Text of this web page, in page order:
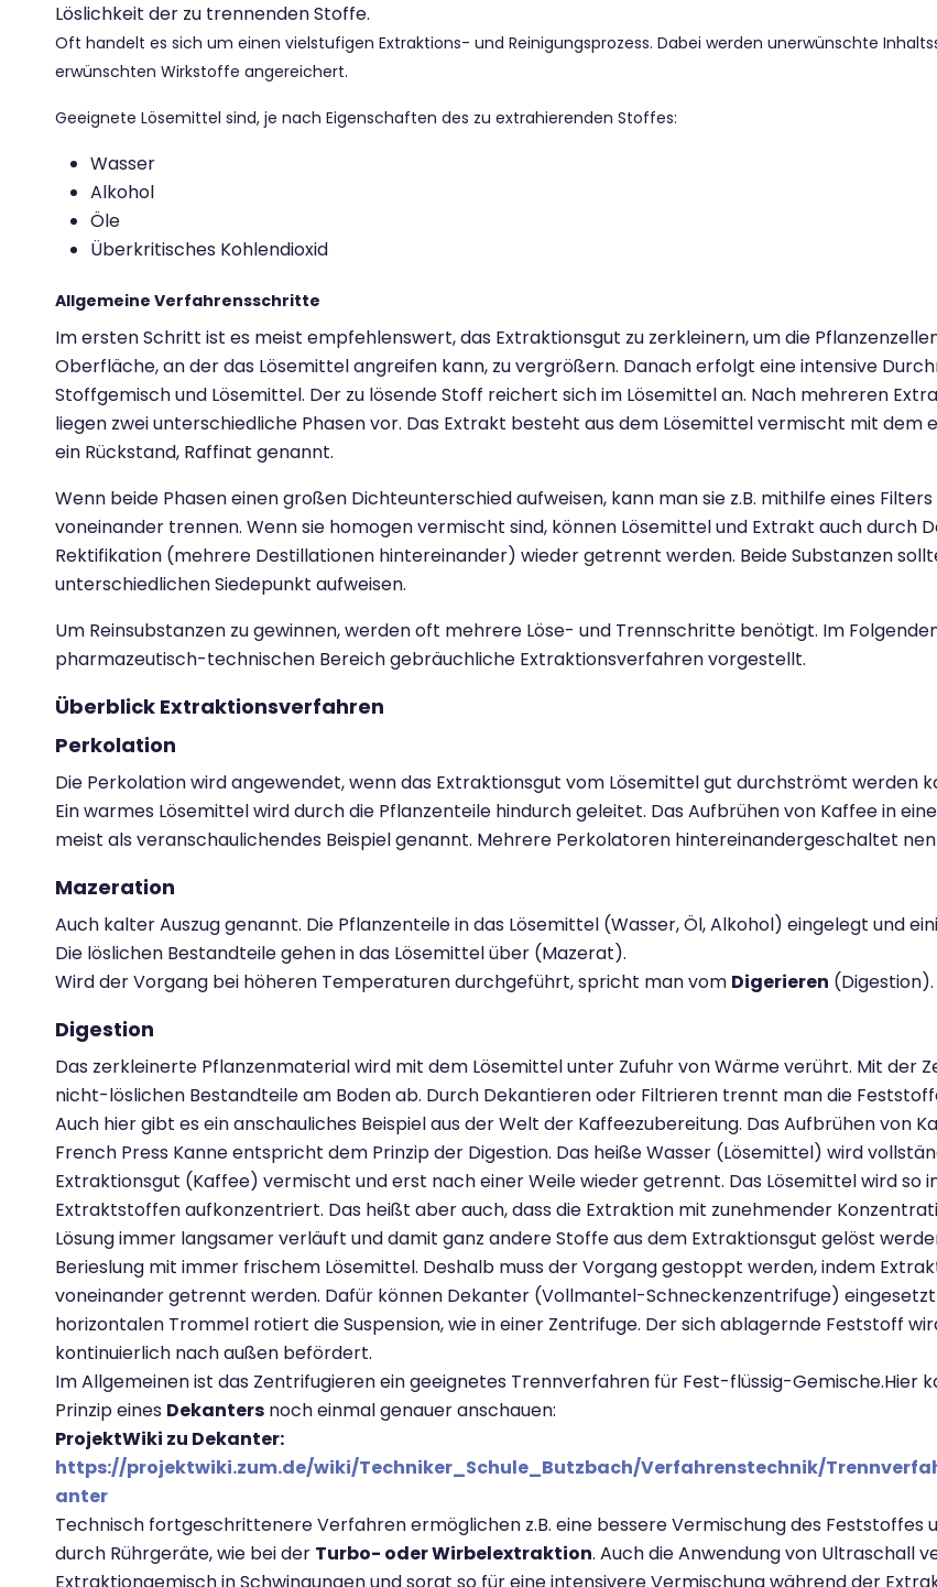
Löslichkeit der zu trennenden Stoffe.
Oft handelt es sich um einen vielstufigen Extraktions- und Reinigungsprozess. Dabei werden unerwünschte
erwünschten Wirkstoffe angereichert.
Geeignete Lösemittel sind, je nach Eigenschaften des zu extrahierenden Stoffes:
Wasser
Alkohol
Öle
Überkritisches Kohlendioxid
Allgemeine Verfahrensschritte
Im ersten Schritt ist es meist empfehlenswert, das Extraktionsgut zu zerkleinern, um die
Oberfläche, an der das Lösemittel angreifen kann, zu vergrößern. Danach erfolgt eine intensive
Stoffgemisch und Lösemittel. Der zu lösende Stoff reichert sich im Lösemittel an. Nach mehreren
liegen zwei unterschiedliche Phasen vor. Das Extrakt besteht aus dem Lösemittel vermischt mit dem
ein Rückstand, Raffinat genannt.
Wenn beide Phasen einen großen Dichteunterschied aufweisen, kann man sie z.B. mithilfe eines
voneinander trennen. Wenn sie homogen vermischt sind, können Lösemittel und Extrakt auch durch
Rektifikation (mehrere Destillationen hintereinander) wieder getrennt werden. Beide Substanzen
unterschiedlichen Siedepunkt aufweisen.
Um Reinsubstanzen zu gewinnen, werden oft mehrere Löse- und Trennschritte benötigt. Im
pharmazeutisch-technischen Bereich gebräuchliche Extraktionsverfahren vorgestellt.
Überblick Extraktionsverfahren
Perkolation
Die Perkolation wird angewendet, wenn das Extraktionsgut vom Lösemittel gut durchströmt werden
Ein warmes Lösemittel wird durch die Pflanzenteile hindurch geleitet. Das Aufbrühen von Kaffee in
meist als veranschaulichendes Beispiel genannt. Mehrere Perkolatoren hintereinandergeschaltet
Mazeration
Auch kalter Auszug genannt. Die Pflanzenteile in das Lösemittel (Wasser, Öl, Alkohol) eingelegt und
Die löslichen Bestandteile gehen in das Lösemittel über (Mazerat).
Wird der Vorgang bei höheren Temperaturen durchgeführt, spricht man vom Digerieren (Digestion).
Digestion
Das zerkleinerte Pflanzenmaterial wird mit dem Lösemittel unter Zufuhr von Wärme verührt. Mit der
nicht-löslichen Bestandteile am Boden ab. Durch Dekantieren oder Filtrieren trennt man die
Auch hier gibt es ein anschauliches Beispiel aus der Welt der Kaffeezubereitung. Das Aufbrühen von
French Press Kanne entspricht dem Prinzip der Digestion. Das heiße Wasser (Lösemittel) wird
Extraktionsgut (Kaffee) vermischt und erst nach einer Weile wieder getrennt. Das Lösemittel wird so
Extraktstoffen aufkonzentriert. Das heißt aber auch, dass die Extraktion mit zunehmender
Lösung immer langsamer verläuft und damit ganz andere Stoffe aus dem Extraktionsgut gelöst
Berieslung mit immer frischem Lösemittel. Deshalb muss der Vorgang gestoppt werden, indem
voneinander getrennt werden. Dafür können Dekanter (Vollmantel-Schneckenzentrifuge)
horizontalen Trommel rotiert die Suspension, wie in einer Zentrifuge. Der sich ablagernde Feststoff
kontinuierlich nach außen befördert.
Im Allgemeinen ist das Zentrifugieren ein geeignetes Trennverfahren für Fest-flüssig-Gemische.Hier
Prinzip eines Dekanters noch einmal genauer anschauen:
ProjektWiki zu Dekanter:
https://projektwiki.zum.de/wiki/Techniker_Schule_Butzbach/Verfahrenstechnik/
anter
Technisch fortgeschrittenere Verfahren ermöglichen z.B. eine bessere Vermischung des Feststoffes
durch Rührgeräte, wie bei der Turbo- oder Wirbelextraktion. Auch die Anwendung von Ultraschall